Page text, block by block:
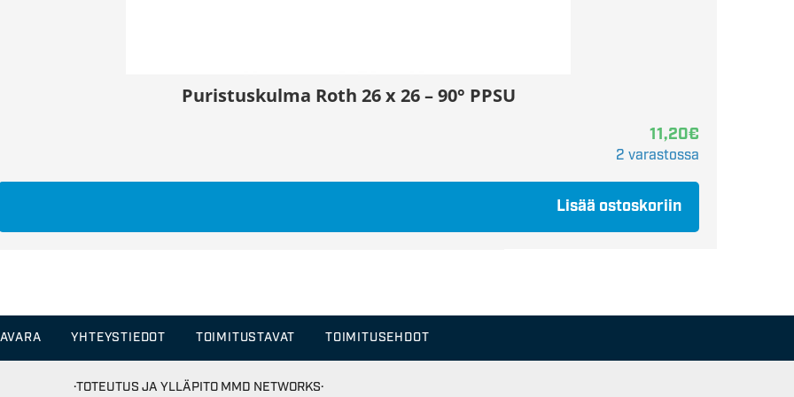
Puristuskulma Roth 26 x 26 – 90° PPSU
11,20€
2 varastossa
Lisää ostoskoriin
YHTEYSTIEDOT TOIMITUSTAVAT TOIMITUSEHDOT
·TOTEUTUS JA YLLÄPITO MMD NETWORKS·